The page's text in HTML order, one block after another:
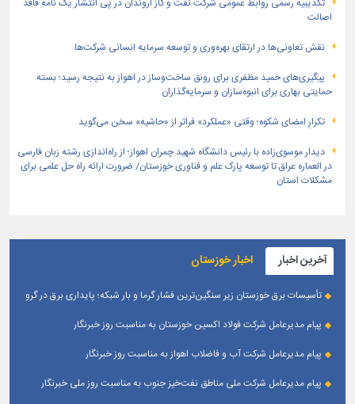
تكذیبیه رسمی روابط عمومی شركت نفت و گاز اروندان در پی انتشار یک نامه فاقد
اصالت
نقش تعاونی‌ها در ارتقای بهره‌وری و توسعه سرمایه انسانی شرکت‌ها
پیگیری‌های حمید مظفری برای رونق ساخت‌وساز در اهواز به نتیجه رسید؛ بسته
حمایتی بهاری برای انبوه‌سازان و سرمایه‌گذاران
تکرارِ امضای شکوه؛ وقتی «عملکرد» فراتر از «حاشیه» سخن می‌گوید
دیدار موسوی‌زاده با رئیس دانشگاه شهید چمران اهواز؛ از راه‌اندازی رشته زبان فارسی
در العماره عراق تا توسعه پارک علم و فناوری خوزستان/ ضرورت ارائه راه حل علمی برای
مشکلات استان
آخرین اخبار اخبار خوزستان
تأسیسات برق خوزستان زیر سنگین‌ترین فشار گرما و بار شبکه؛ پایداری برق در گرو
پیام مدیرعامل شرکت فولاد اکسین خوزستان به مناسبت روز خبرنگار
پیام مدیرعامل شرکت آب و فاضلاب اهواز به مناسبت روز خبرنگار
پیام مدیرعامل شركت ملی مناطق نفت‌خیز جنوب به مناسبت روز ملی خبرنگار